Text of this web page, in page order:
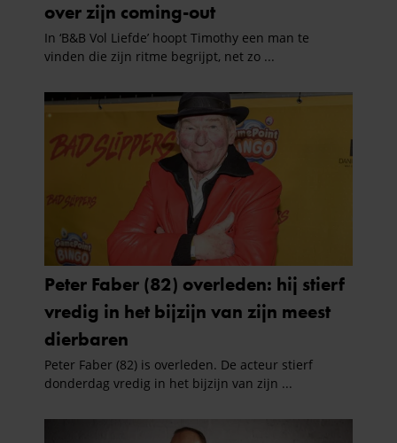
partners voor social media, adverteren en analyse. Deze
partners kunnen deze gegevens combineren met andere
informatie die u aan ze heeft verstrekt of die ze hebben
gaat akkoord met onze cookies als u onze website blijft
gebruiken.